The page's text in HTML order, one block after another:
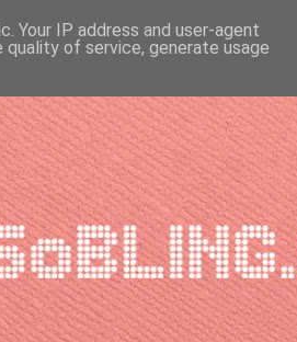
Your IP address and user-agent
of service, generate usage